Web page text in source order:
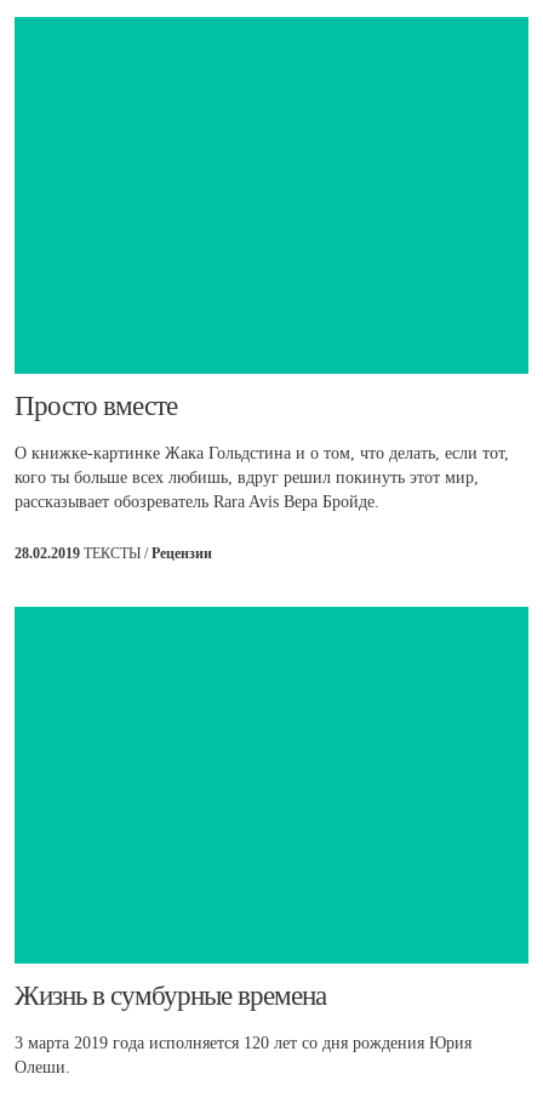
​Просто вместе
О книжке-картинке Жака Гольдстина и о том, что делать, если тот,
кого ты больше всех любишь, вдруг решил покинуть этот мир,
рассказывает обозреватель Rara Avis Вера Бройде.
28.02.2019 ТЕКСТЫ /Рецензии
​Жизнь в сумбурные времена
3 марта 2019 года исполняется 120 лет со дня рождения Юрия
Олеши.